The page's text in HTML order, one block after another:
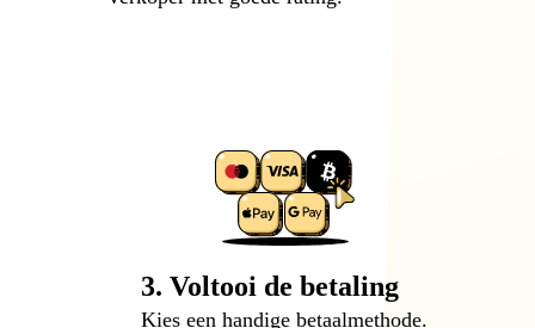
3. Voltooi de betaling
Kies een handige betaalmethode.